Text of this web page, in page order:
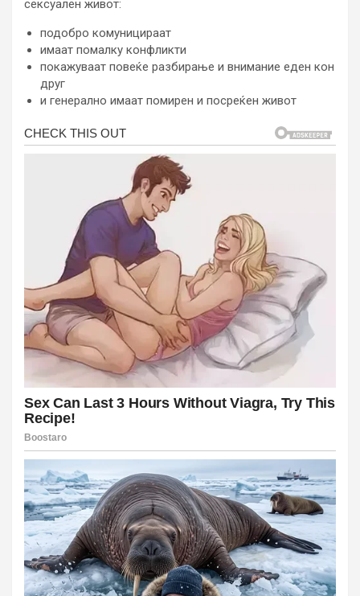
сексуален живот:
подобро комуницираат
имаат помалку конфликти
покажуваат повеќе разбирање и внимание еден кон
друг
и генерално имаат помирен и посреќен живот